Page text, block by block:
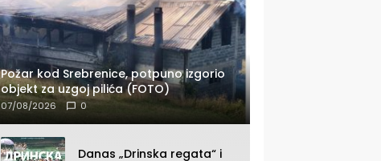
Požar kod Srebrenice, potpuno izgorio
objekt za uzgoj pilića (FOTO)
07/08/2026 0
Danas „Drinska regata“ i